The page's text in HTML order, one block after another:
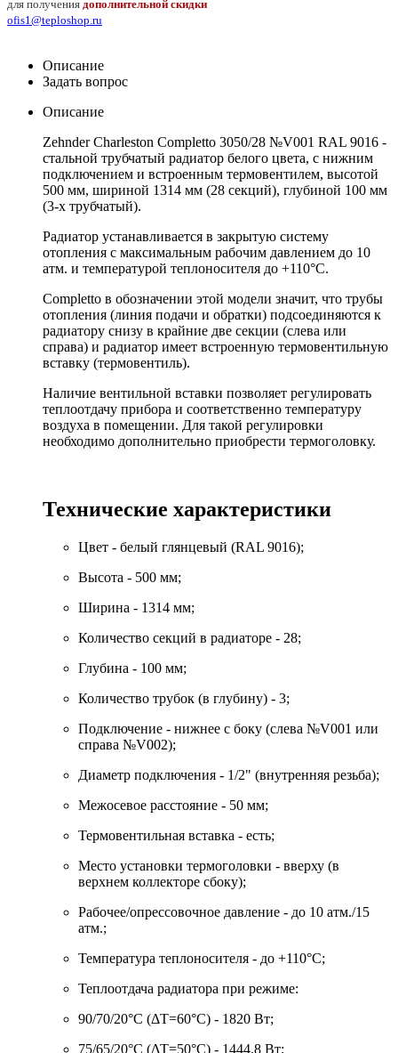
для получения дополнительной скидки
ofis1@teploshop.ru
Описание
Задать вопрос
Описание
Zehnder Charleston Completto 3050/28 №V001 RAL 9016 -
стальной трубчатый радиатор белого цвета, с нижним
подключением и встроенным термовентилем, высотой
500 мм, шириной 1314 мм (28 секций), глубиной 100 мм
(3-х трубчатый).
Радиатор устанавливается в закрытую систему
отопления с максимальным рабочим давлением до 10
атм. и температурой теплоносителя до +110°C.
Completto в обозначении этой модели значит, что трубы
отопления (линия подачи и обратки) подсоединяются к
радиатору снизу в крайние две секции (слева или
справа) и радиатор имеет встроенную термовентильную
вставку (термовентиль).
Наличие вентильной вставки позволяет регулировать
теплоотдачу прибора и соответственно температуру
воздуха в помещении. Для такой регулировки
необходимо дополнительно приобрести термоголовку.
Технические характеристики
Цвет - белый глянцевый (RAL 9016);
Высота - 500 мм;
Ширина - 1314 мм;
Количество секций в радиаторе - 28;
Глубина - 100 мм;
Количество трубок (в глубину) - 3;
Подключение - нижнее с боку (слева №V001 или
справа №V002);
Диаметр подключения - 1/2" (внутренняя резьба);
Межосевое расстояние - 50 мм;
Термовентильная вставка - есть;
Место установки термоголовки - вверху (в
верхнем коллекторе сбоку);
Рабочее/опрессовочное давление - до 10 атм./15
атм.;
Температура теплоносителя - до +110°C;
Теплоотдача радиатора при режиме:
90/70/20°C (ΔT=60°C) - 1820 Вт;
75/65/20°C (ΔT=50°C) - 1444,8 Вт;